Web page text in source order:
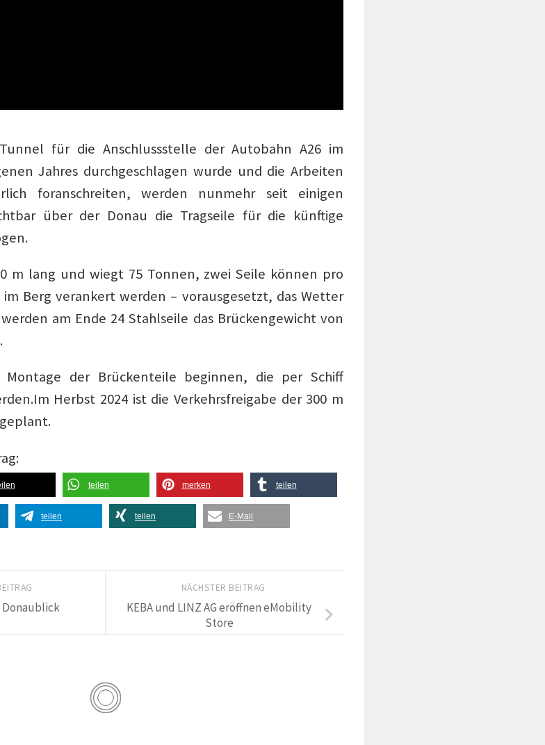
für die Anschlussstelle der Autobahn A26 im
Jahres durchgeschlagen wurde und die Arbeiten
foranschreiten, werden nunmehr seit einigen
über der Donau die Tragseile für die künftige
m lang und wiegt 75 Tonnen, zwei Seile können pro
Berg verankert werden – vorausgesetzt, das Wetter
am Ende 24 Stahlseile das Brückengewicht von
der Brückenteile beginnen, die per Schiff
Herbst 2024 ist die Verkehrsfreigabe der 300 m
teilen merken teilen
teilen teilen E-Mail
NÄCHSTER BEITRAG
KEBA und LINZ AG eröffnen eMobility
Store